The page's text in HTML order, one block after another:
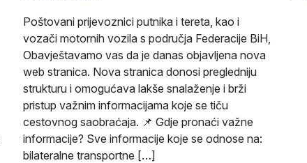
Poštovani prijevoznici putnika i tereta, kao i
vozači motornih vozila s područja Federacije BiH,
Obavještavamo vas da je danas objavljena nova
web stranica. Nova stranica donosi pregledniju
strukturu i omogućava lakše snalaženje i brži
pristup važnim informacijama koje se tiču
cestovnog saobraćaja. 📌 Gdje pronaći važne
informacije? Sve informacije koje se odnose na:
bilateralne transportne […]